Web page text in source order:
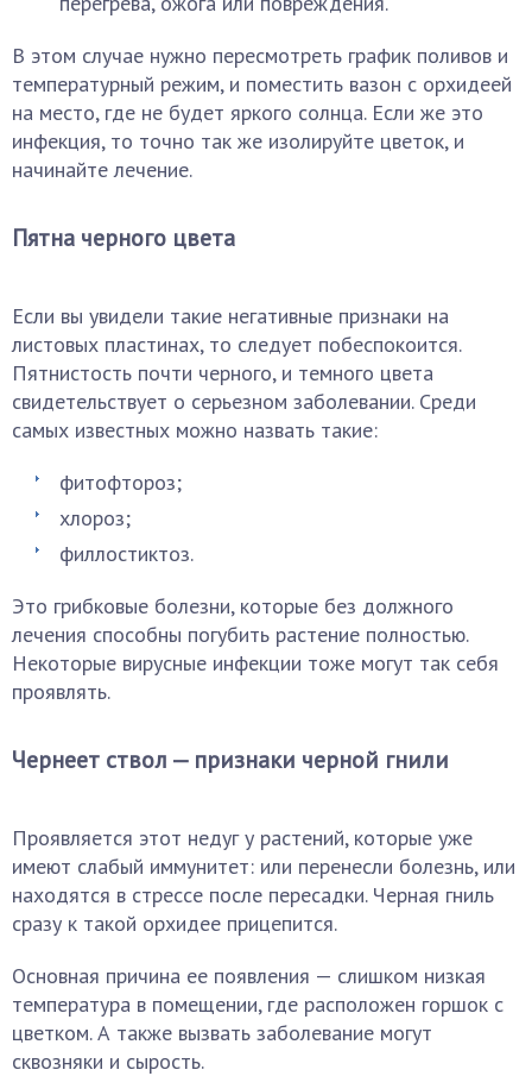
В этом случае нужно пересмотреть график поливов и
температурный режим, и поместить вазон с орхидеей
на место, где не будет яркого солнца. Если же это
инфекция, то точно так же изолируйте цветок, и
начинайте лечение.
Пятна черного цвета
Если вы увидели такие негативные признаки на
листовых пластинах, то следует побеспокоится.
Пятнистость почти черного, и темного цвета
свидетельствует о серьезном заболевании. Среди
самых известных можно назвать такие:
фитофтороз;
хлороз;
филлостиктоз.
Это грибковые болезни, которые без должного
лечения способны погубить растение полностью.
Некоторые вирусные инфекции тоже могут так себя
проявлять.
Чернеет ствол — признаки черной гнили
Проявляется этот недуг у растений, которые уже
имеют слабый иммунитет: или перенесли болезнь, или
находятся в стрессе после пересадки. Черная гниль
сразу к такой орхидее прицепится.
Основная причина ее появления — слишком низкая
температура в помещении, где расположен горшок с
цветком. А также вызвать заболевание могут
сквозняки и сырость.